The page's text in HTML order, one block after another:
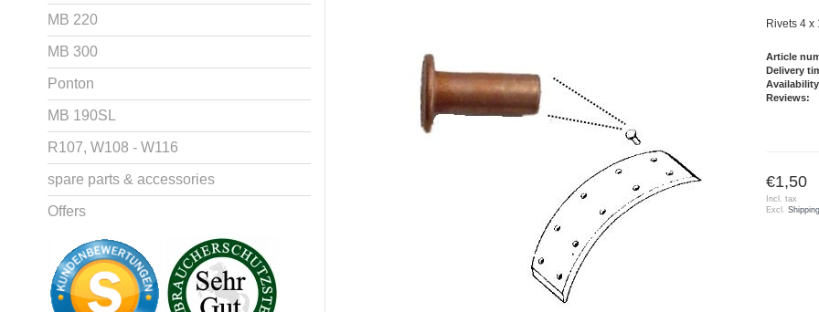
MB 220
MB 300
Ponton
MB 190SL
R107, W108 - W116
spare parts & accessories
Offers
Rivets 4 x
Article
Delivery
Reviews:
€1,50
Incl. tax
Excl.